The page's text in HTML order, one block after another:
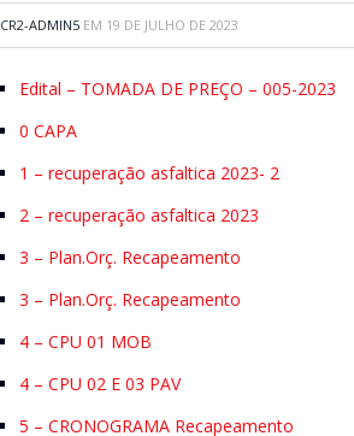
CR2-ADMIN5 EM 19 DE JULHO DE 2023
Edital – TOMADA DE PREÇO – 005-2023
0 CAPA
1 – recuperação asfaltica 2023- 2
2 – recuperação asfaltica 2023
3 – Plan.Orç. Recapeamento
3 – Plan.Orç. Recapeamento
4 – CPU 01 MOB
4 – CPU 02 E 03 PAV
5 – CRONOGRAMA Recapeamento